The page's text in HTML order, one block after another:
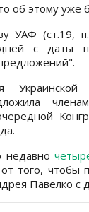
об этому
УАФ (ст.19,
с даты
Украинской
недавно
от того, чтобы
Павелко с